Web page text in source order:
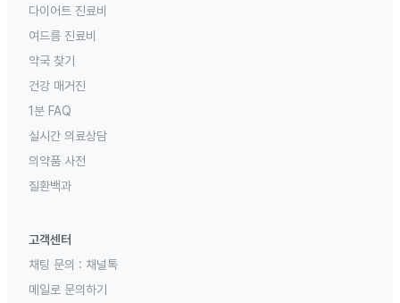
다이어트 진료비
여드름 진료비
약국 찾기
건강 매거진
1분 FAQ
실시간 의료상담
의약품 사전
질환백과
고객센터
채팅 문의 : 채널톡
메일로 문의하기